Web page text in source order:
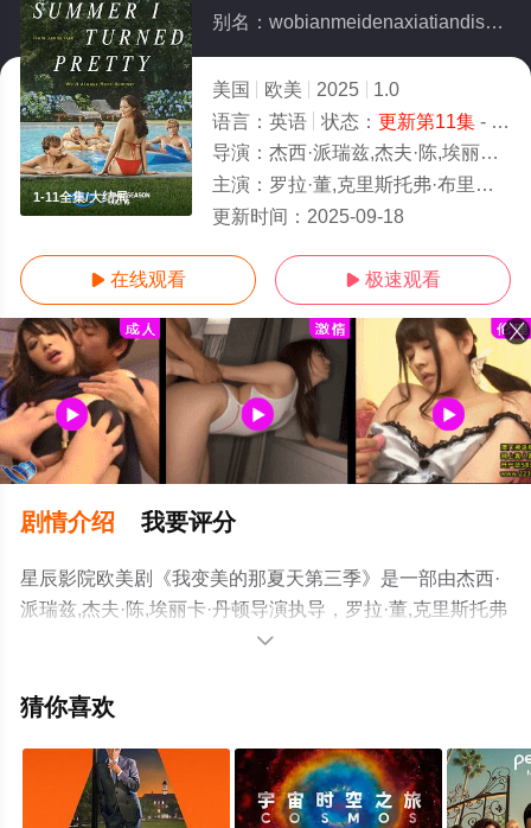
1-11全集/大结局
别名：wobianmeidenaxiatiandisanji
美国 欧美 2025
1.0
语言： 英语 状态： 更新第11集- 免费在线观看
导演： 杰西·派瑞兹,杰夫·陈,埃丽卡·丹顿
主演： 罗拉·董,克里斯托弗·布里尼,加文·卡萨莱尼奥,杰基·钟,雷切尔·布兰
更新时间： 2025-09-18
 在线观看  极速观看
剧情介绍 我要评分
星辰影院欧美剧《我变美的那夏天第三季》是一部由杰西·
派瑞兹,杰夫·陈,埃丽卡·丹顿导演执导，罗拉·董,克里斯托弗
·布里尼,加文·卡萨莱尼奥,杰基·钟,雷切尔·布兰卡德,肖恩·考
11全集），手机免费观看高清无删减完整版电视剧全集就
猫或剧情网等平台了解。

猜你喜欢